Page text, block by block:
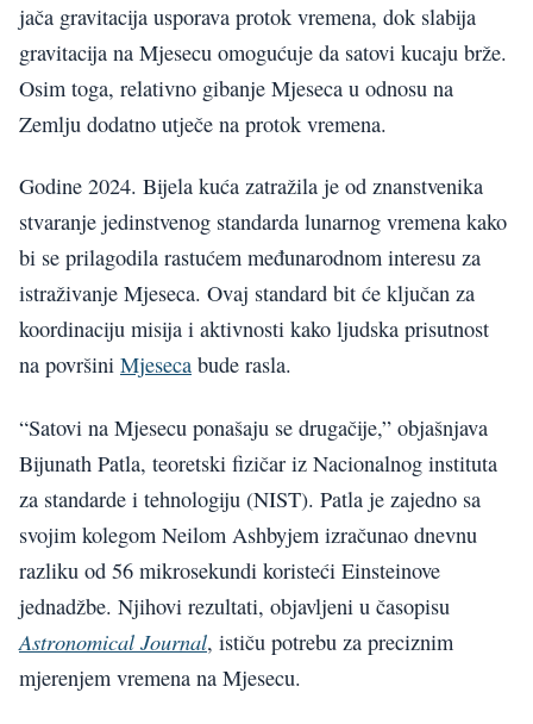
jača gravitacija usporava protok vremena, dok slabija
gravitacija na Mjesecu omogućuje da satovi kucaju brže.
Osim toga, relativno gibanje Mjeseca u odnosu na
Zemlju dodatno utječe na protok vremena.
Godine 2024. Bijela kuća zatražila je od znanstvenika
stvaranje jedinstvenog standarda lunarnog vremena kako
bi se prilagodila rastućem međunarodnom interesu za
istraživanje Mjeseca. Ovaj standard bit će ključan za
koordinaciju misija i aktivnosti kako ljudska prisutnost
na površini Mjeseca bude rasla.
“Satovi na Mjesecu ponašaju se drugačije,” objašnjava
Bijunath Patla, teoretski fizičar iz Nacionalnog instituta
za standarde i tehnologiju (NIST). Patla je zajedno sa
svojim kolegom Neilom Ashbyjem izračunao dnevnu
razliku od 56 mikrosekundi koristeći Einsteinove
jednadžbe. Njihovi rezultati, objavljeni u časopisu
Astronomical Journal, ističu potrebu za preciznim
mjerenjem vremena na Mjesecu.